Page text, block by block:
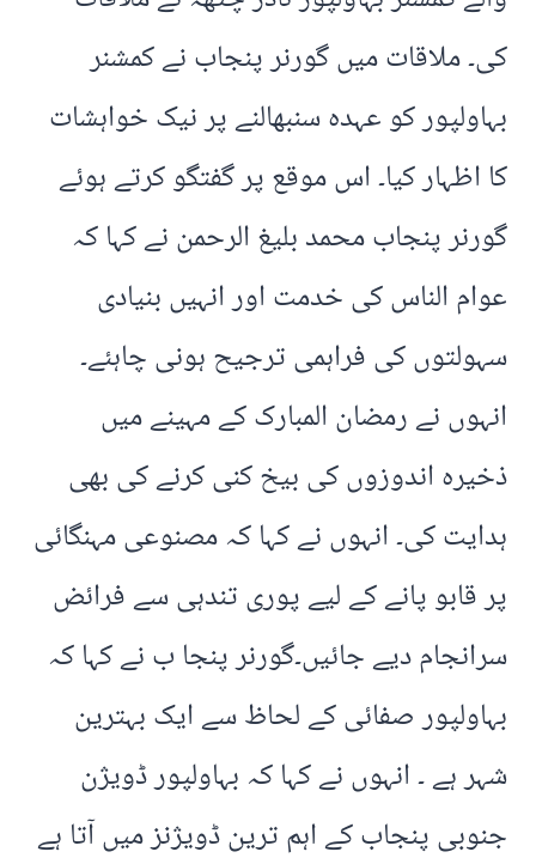
کی۔ ملاقات میں گورنر پنجاب نے کمشنر
بہاولپور کو عہدہ سنبھالنے پر نیک خواہشات
کا اظہار کیا۔ اس موقع پر گفتگو کرتے ہوئے
گورنر پنجاب محمد بلیغ الرحمن نے کہا کہ
عوام الناس کی خدمت اور انہیں بنیادی
سہولتوں کی فراہمی ترجیح ہونی چاہئے۔
انہوں نے رمضان المبارک کے مہینے میں
ذخیرہ اندوزوں کی بیخ کنی کرنے کی بھی
ہدایت کی۔ انہوں نے کہا کہ مصنوعی مہنگائی
پر قابو پانے کے لیے پوری تندہی سے فرائض
سرانجام دیے جائیں۔گورنر پنجا ب نے کہا کہ
بہاولپور صفائی کے لحاظ سے ایک بہترین
شہر ہے ۔ انہوں نے کہا کہ بہاولپور ڈویژن
جنوبی پنجاب کے اہم ترین ڈویژنز میں آتا ہے